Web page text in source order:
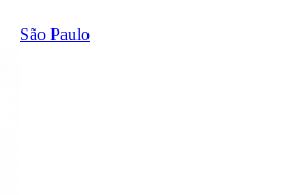
São Paulo